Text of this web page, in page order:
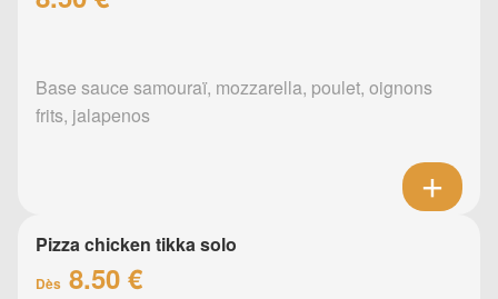
Base sauce samouraï, mozzarella, poulet, oignons
frits, jalapenos
Pizza chicken tikka solo
Dès 8.50 €